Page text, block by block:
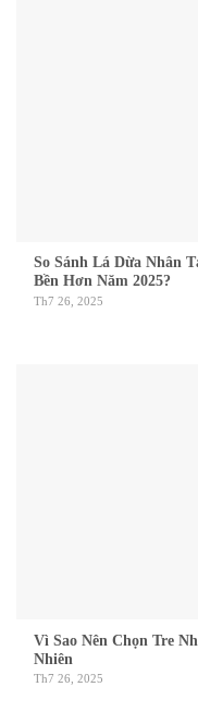
So Sánh Lá Dừa Nhân
Bền Hơn Năm 2025?
Th7 26, 2025
Vì Sao Nên Chọn Tre
Nhiên
Th7 26, 2025